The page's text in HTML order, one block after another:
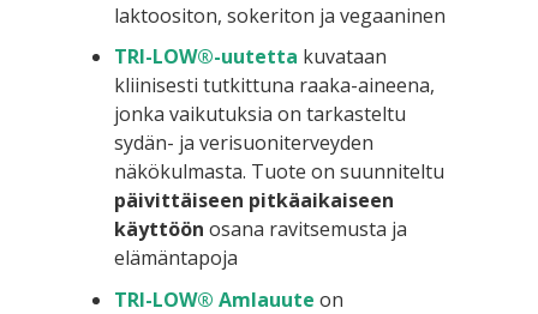
laktoositon, sokeriton ja vegaaninen
TRI-LOW®-uutetta kuvataan
kliinisesti tutkittuna raaka-aineena,
jonka vaikutuksia on tarkasteltu
sydän- ja verisuoniterveyden
näkökulmasta. Tuote on suunniteltu
päivittäiseen pitkäaikaiseen
käyttöön osana ravitsemusta ja
elämäntapoja
TRI-LOW® Amlauute on